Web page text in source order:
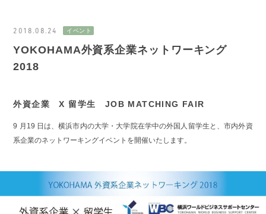
2018.08.24
YOKOHAMA外資系企業ネットワーキング
2018
外資企業 X 留学生 JOB MATCHING FAIR
9 月19 日は、横浜市内の大学・大学院在学中の外国人留学生と、市内外資
系企業のネットワーキングイベントを開催いたします。